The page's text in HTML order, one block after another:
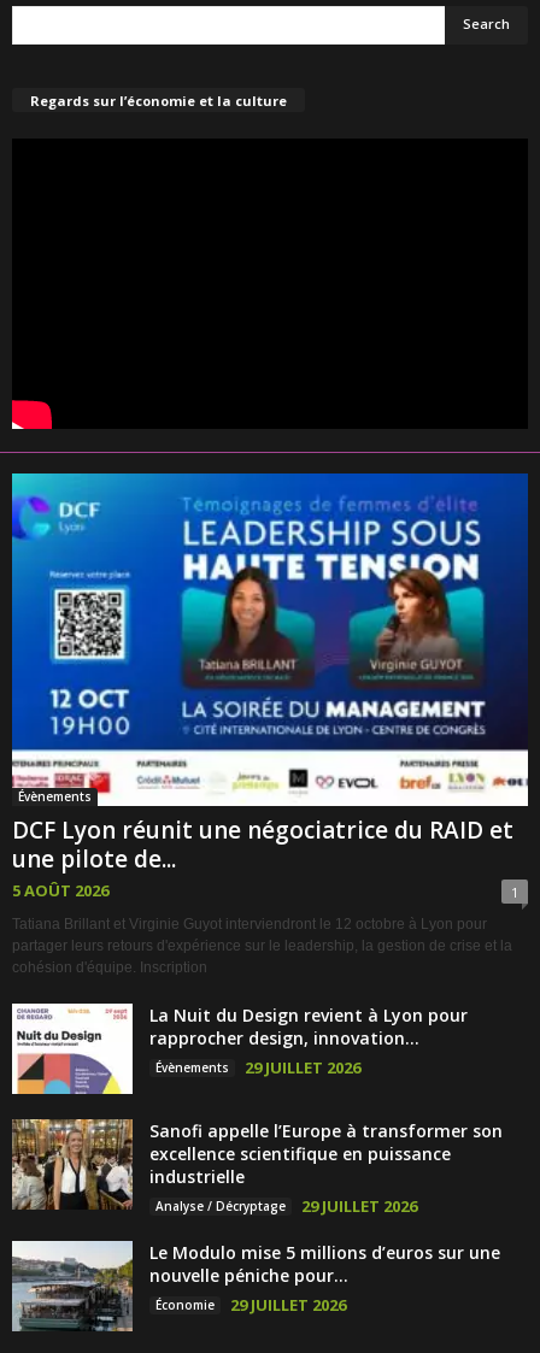
Regards sur l’économie et la culture
Évènements
DCF Lyon réunit une négociatrice du RAID et
une pilote de...
5 AOÛT 2026 1
Tatiana Brillant et Virginie Guyot interviendront le 12 octobre à Lyon pour
partager leurs retours d'expérience sur le leadership, la gestion de crise et la
cohésion d'équipe. Inscription
La Nuit du Design revient à Lyon pour
rapprocher design, innovation...
Évènements 29 JUILLET 2026
Sanofi appelle l’Europe à transformer son
excellence scientifique en puissance
industrielle
Analyse / Décryptage 29 JUILLET 2026
Le Modulo mise 5 millions d’euros sur une
nouvelle péniche pour...
Économie 29 JUILLET 2026